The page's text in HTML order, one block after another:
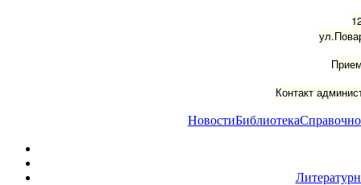
Контакт
НовостиБиблиотека